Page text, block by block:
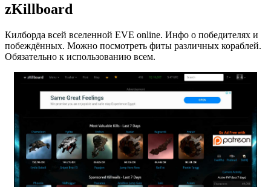
zKillboard
Килборда всей вселенной EVE online. Инфо о победителях и
побеждённых. Можно посмотреть фиты различных кораблей.
Обязательно к использованию всем.